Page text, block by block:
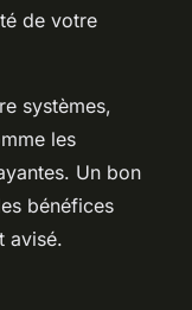
de votre
systèmes,
les
Un bon
bénéfices
avisé.